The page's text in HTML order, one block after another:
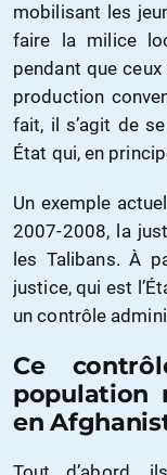
mobilisant les
faire la milice
pendant que ceux
production
fait, il s’agit de
État qui, en
Un exemple
2007-2008, la
les Talibans. À
justice, qui est
un contrôle
Ce
population
en